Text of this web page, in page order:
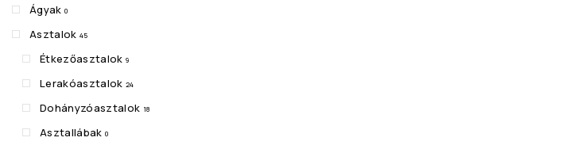
Ágyak 0
Asztalok 45
Étkezőasztalok 9
Lerakóasztalok 24
Dohányzóasztalok 18
Asztallábak 0